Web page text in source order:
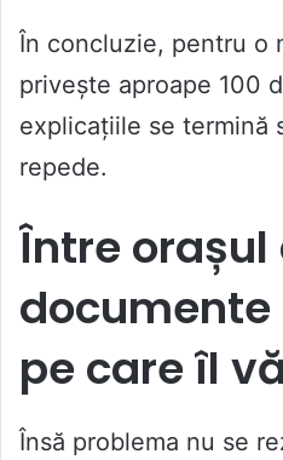
În concluzie, pentru o
privește aproape 100
explicațiile se termină
repede.
Între orașul
documente
pe care îl
Însă problema nu se